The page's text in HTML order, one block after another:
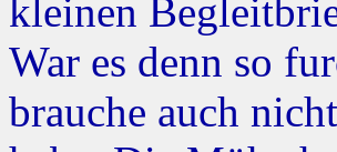
kleinen
War es denn so
brauche auch